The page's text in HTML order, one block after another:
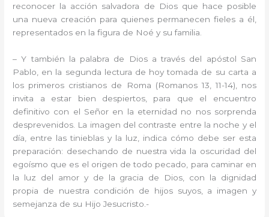
reconocer la acción salvadora de Dios que hace posible
una nueva creación para quienes permanecen fieles a él,
representados en la figura de Noé y su familia.
– Y también la palabra de Dios a través del apóstol San
Pablo, en la segunda lectura de hoy tomada de su carta a
los primeros cristianos de Roma (Romanos 13, 11-14), nos
invita a estar bien despiertos, para que el encuentro
definitivo con el Señor en la eternidad no nos sorprenda
desprevenidos. La imagen del contraste entre la noche y el
día, entre las tinieblas y la luz, indica cómo debe ser esta
preparación: desechando de nuestra vida la oscuridad del
egoísmo que es el origen de todo pecado, para caminar en
la luz del amor y de la gracia de Dios, con la dignidad
propia de nuestra condición de hijos suyos, a imagen y
semejanza de su Hijo Jesucristo.-